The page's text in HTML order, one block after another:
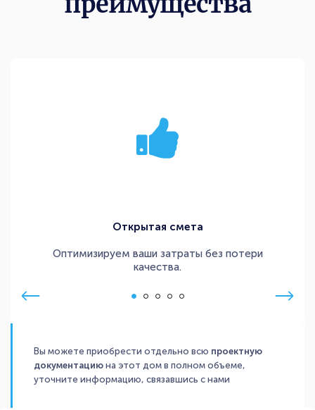
Открытая смета
Оптимизируем ваши затраты без потери
качества.
Вы можете приобрести отдельно всю проектную
документацию на этот дом в полном объеме,
уточните информацию, связавшись с нами